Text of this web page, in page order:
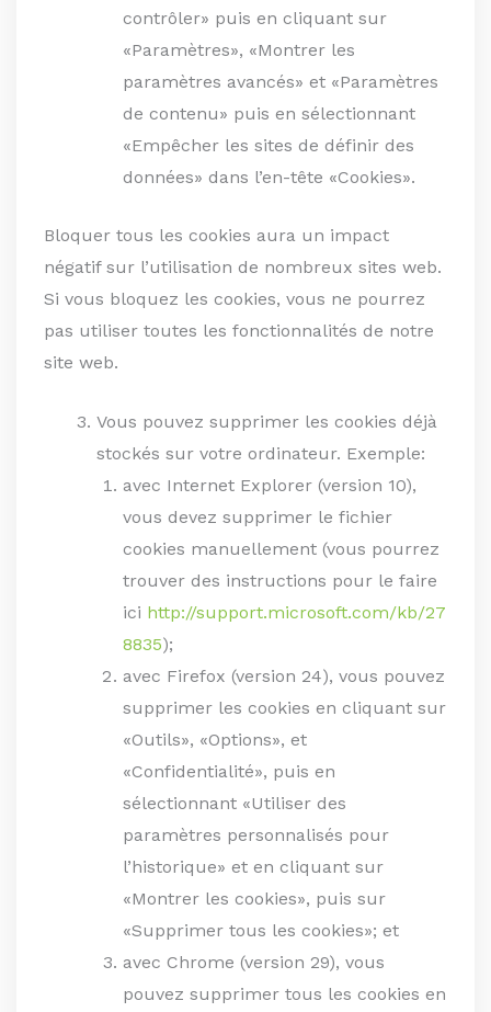
contrôler» puis en cliquant sur
«Paramètres», «Montrer les
paramètres avancés» et «Paramètres
de contenu» puis en sélectionnant
«Empêcher les sites de définir des
données» dans l’en-tête «Cookies».
Bloquer tous les cookies aura un impact
négatif sur l’utilisation de nombreux sites web.
Si vous bloquez les cookies, vous ne pourrez
pas utiliser toutes les fonctionnalités de notre
site web.
Vous pouvez supprimer les cookies déjà
stockés sur votre ordinateur. Exemple:
avec Internet Explorer (version 10),
vous devez supprimer le fichier
cookies manuellement (vous pourrez
trouver des instructions pour le faire
ici http://support.microsoft.com/kb/27
8835);
avec Firefox (version 24), vous pouvez
supprimer les cookies en cliquant sur
«Outils», «Options», et
«Confidentialité», puis en
sélectionnant «Utiliser des
paramètres personnalisés pour
l’historique» et en cliquant sur
«Montrer les cookies», puis sur
«Supprimer tous les cookies»; et
avec Chrome (version 29), vous
pouvez supprimer tous les cookies en